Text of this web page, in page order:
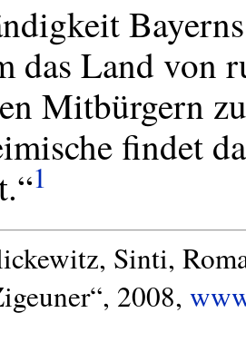
das Land von
Mitbürgern
findet
1
Sinti,
2008,